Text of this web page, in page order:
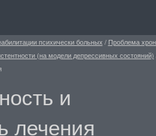
психически больных / Проблема
(на модели депрессивных состояний)
и
лечения